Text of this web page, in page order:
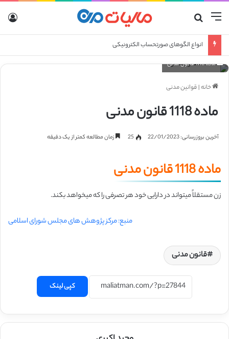
منو
انواع الگوهای صورتحساب الکترونیکی
ماده 1118 قانون مدنی
خانه|قوانین مدنی
ماده 1118 قانون مدنی
آخرین بروزرسانی: 22/01/2023 25 زمان مطالعه کمتر از یک دقیقه
ماده 1118 قانون مدنی
زن مستقلاً میتواند در دارایی خود هر تصرفی را که میخواهد بکند.
منبع: مرکز پژوهش های مجلس شورای اسلامی
قانون مدنی
کپی لینک